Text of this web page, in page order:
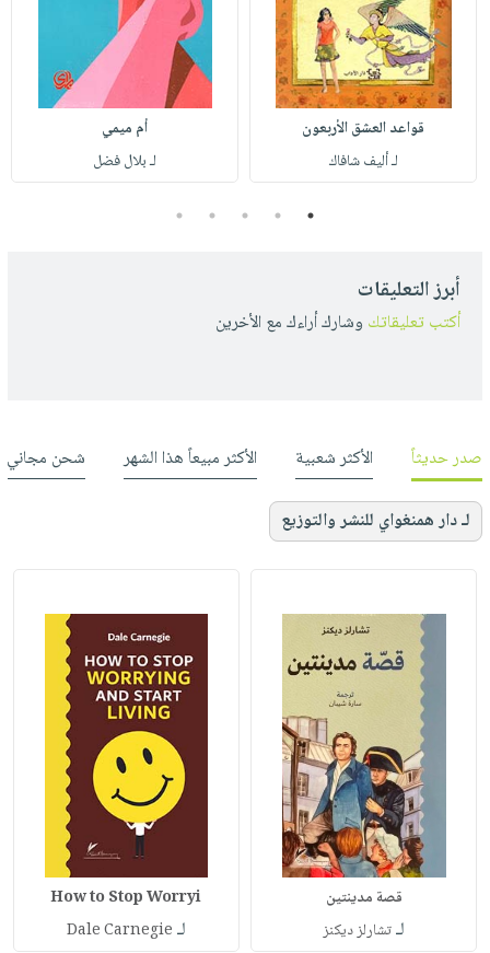
قواعد العشق الأربعون
لـ أليف شافاك
أم ميمي
لـ بلال فضل
1
2
3
4
5
أبرز التعليقات
أكتب تعليقاتك وشارك أراءك مع الأخرين
صدر حديثاً الأكثر شعبية الأكثر مبيعاً هذا الشهر شحن مجاني
لـ دار همنغواي للنشر والتوزيع
قصة مدينتين
لـتشارلز ديكنز
How to Stop Worryi
لـ Dale Carnegie